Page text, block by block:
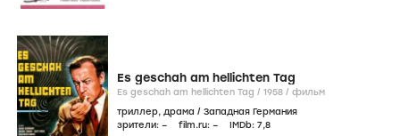
Es geschah am hellichten Tag
Es geschah am hellichten Tag / 1958 / фильм
триллер, драма / Западная Германия
зрители: – film.ru: – IMDb: 7,8